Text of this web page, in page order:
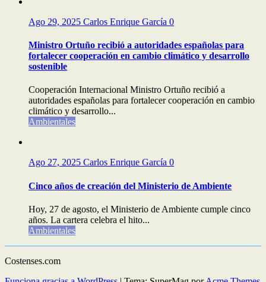
Ago 29, 2025 Carlos Enrique García 0
Ministro Ortuño recibió a autoridades españolas para
fortalecer cooperación en cambio climático y desarrollo
sostenible
Cooperación Internacional Ministro Ortuño recibió a
autoridades españolas para fortalecer cooperación en cambio
climático y desarrollo...
Ambientales
Ago 27, 2025 Carlos Enrique García 0
Cinco años de creación del Ministerio de Ambiente
Hoy, 27 de agosto, el Ministerio de Ambiente cumple cinco
años. La cartera celebra el hito...
Ambientales
Costenses.com